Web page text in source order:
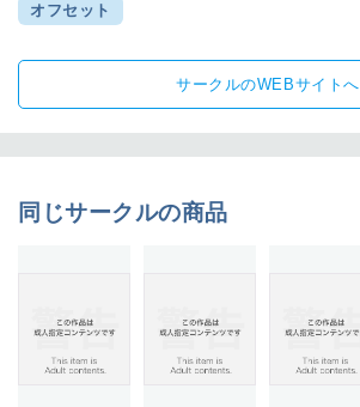
オフセット
サークルのWEBサイトへ
同じサークルの商品